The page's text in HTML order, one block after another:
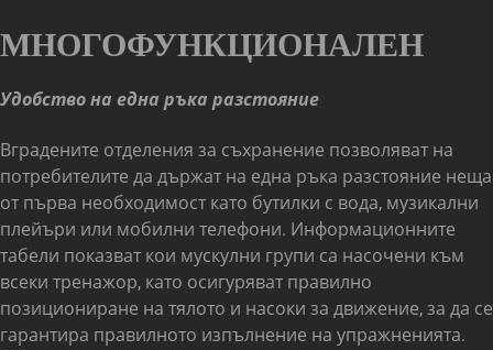
МНОГОФУНКЦИОНАЛЕН
Удобство на една ръка разстояние
Вградените отделения за съхранение позволяват на
потребителите да държат на една ръка разстояние неща
от първа необходимост като бутилки с вода, музикални
плейъри или мобилни телефони. Информационните
табели показват кои мускулни групи са насочени към
всеки тренажор, като осигуряват правилно
позициониране на тялото и насоки за движение, за да се
гарантира правилното изпълнение на упражненията.